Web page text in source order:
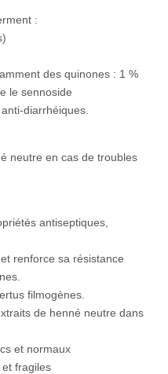
:
des quinones : 1 %
le sennoside
diarrhéiques.
neutre en cas de troubles
antiseptiques,
renforce sa résistance
filmogènes.
de henné neutre dans
et normaux
fragiles